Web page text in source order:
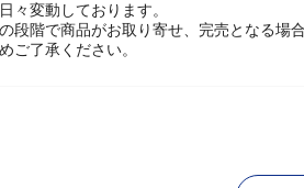
々変動しております。
段階で商品がお取り寄せ、完売となる場
ご了承ください。